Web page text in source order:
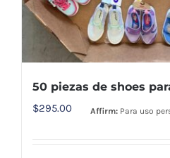
50 piezas de shoes
$295.00 Affirm: Para uso